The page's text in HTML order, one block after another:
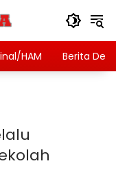
HAM Berita Desa